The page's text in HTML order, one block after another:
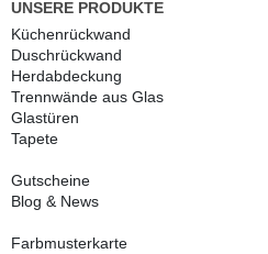
UNSERE PRODUKTE
Küchenrückwand
Duschrückwand
Herdabdeckung
Trennwände aus Glas
Glastüren
Tapete
Gutscheine
Blog & News
Farbmusterkarte